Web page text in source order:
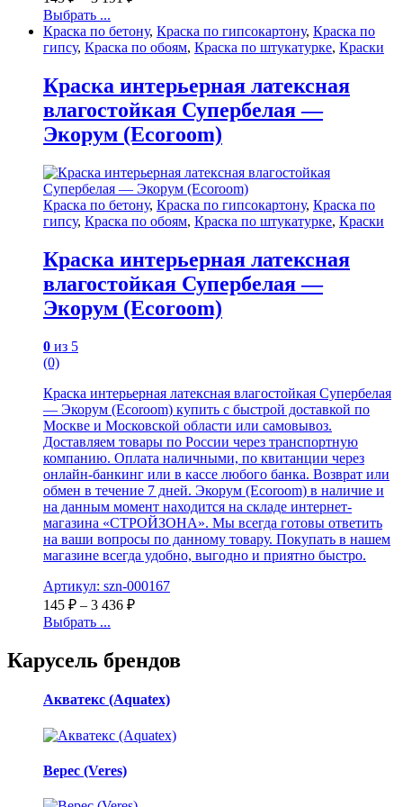
Выбрать ...
Краска по бетону, Краска по гипсокартону, Краска по
гипсу, Краска по обоям, Краска по штукатурке, Краски
Краска интерьерная латексная
влагостойкая Супербелая —
Экорум (Ecoroom)
Краска по бетону, Краска по гипсокартону, Краска по
гипсу, Краска по обоям, Краска по штукатурке, Краски
Краска интерьерная латексная
влагостойкая Супербелая —
Экорум (Ecoroom)
0 из 5
(0)
Краска интерьерная латексная влагостойкая Супербелая
— Экорум (Ecoroom) купить с быстрой доставкой по
Москве и Московской области или самовывоз.
Доставляем товары по России через транспортную
компанию. Оплата наличными, по квитанции через
онлайн-банкинг или в кассе любого банка. Возврат или
обмен в течение 7 дней. Экорум (Ecoroom) в наличие и
на данным момент находится на складе интернет-
магазина «СТРОЙЗОНА». Мы всегда готовы ответить
на ваши вопросы по данному товару. Покупать в нашем
магазине всегда удобно, выгодно и приятно быстро.
Артикул: szn-000167
145 ₽ – 3 436 ₽
Выбрать ...
Карусель брендов
Акватекс (Aquatex)
Верес (Veres)